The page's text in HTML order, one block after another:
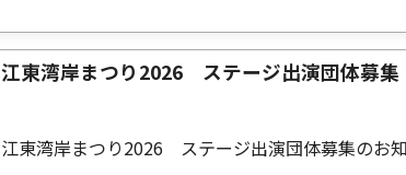
江東湾岸まつり2026 ステージ出演団体募集
江東湾岸まつり2026 ステージ出演団体募集のお